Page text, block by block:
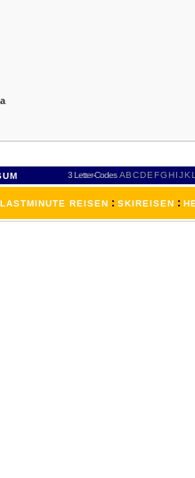
3 Letter-Codes ABCDEFGH IJKL
LASTMINUTE REISEN : SKIREISEN :